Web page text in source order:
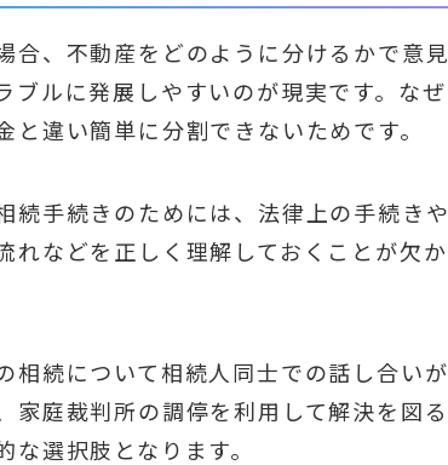
合、不動産をどのように分けるかで意見
ブルに発展しやすいのが現実です。なぜ
と違い簡単に分割できないためです。
続手続きのためには、法律上の手続きや
れなどを正しく理解しておくことが欠か
相続について相続人同士での話し合いが
家庭裁判所の調停を利用して解決を図る
な選択肢となります。